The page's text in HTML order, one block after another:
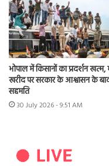
भोपाल में किसानों का प्रदर्शन
खरीद पर सरकार के आश्वासन के
सहमति
30 July 2026 - 9:51 AM